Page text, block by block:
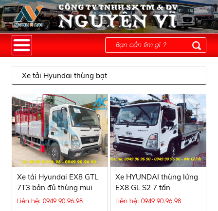
Xe tải Hyundai thùng bạt
Xe tải Hyundai EX8 GTL
7T3 bản đủ thùng mui
bạt nhôm cao cấp
Liên hệ: 0949 90.96.98
Xe HYUNDAI thùng lửng
EX8 GL S2 7 tấn
Liên hệ: 0949 90.96.98